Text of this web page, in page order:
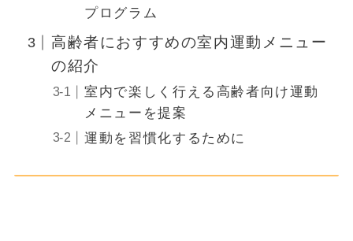
プログラム
高齢者におすすめの室内運動メニュー
の紹介
室内で楽しく行える高齢者向け運動
メニューを提案
運動を習慣化するために